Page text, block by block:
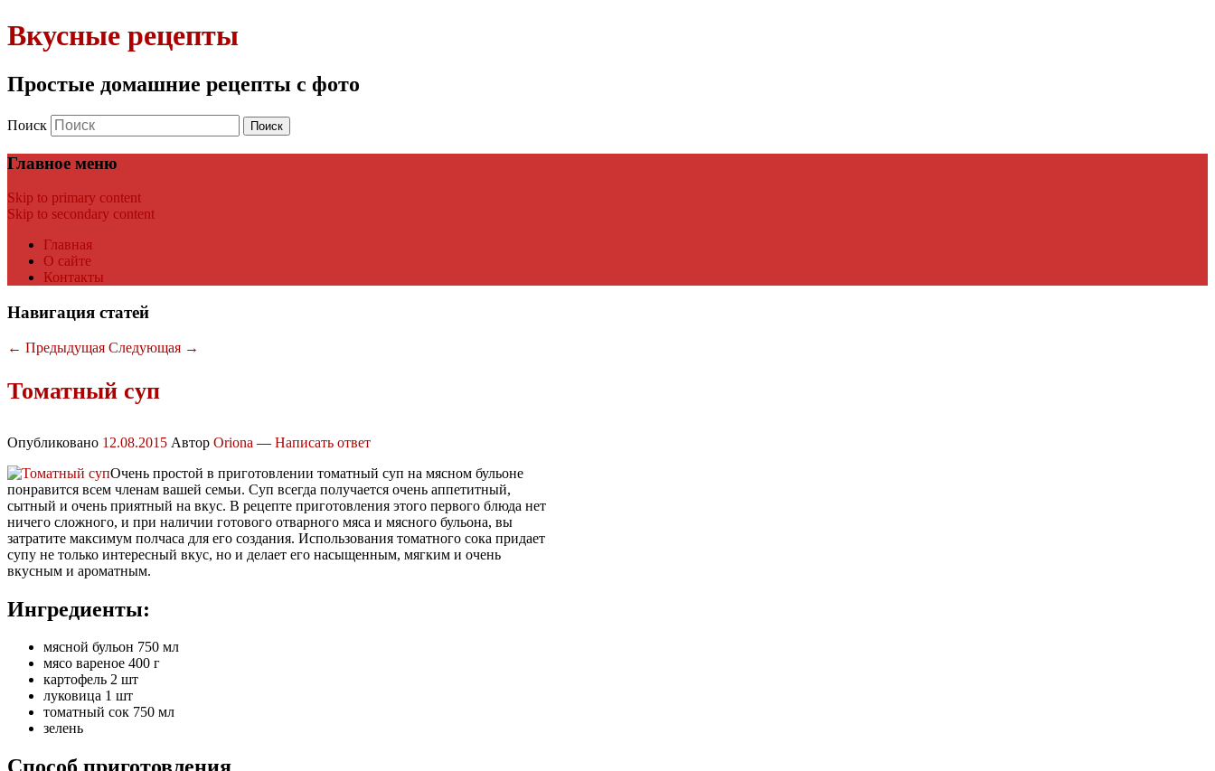
Вкусные рецепты
Простые домашние рецепты с фото
Поиск
Главное меню
Skip to primary content
Skip to secondary content
Главная
О сайте
Контакты
Навигация статей
← Предыдущая Следующая →
Томатный суп
Опубликовано 12.08.2015 Автор Oriona — Написать ответ
Очень простой в приготовлении томатный суп на мясном бульоне
понравится всем членам вашей семьи. Суп всегда получается очень аппетитный,
сытный и очень приятный на вкус. В рецепте приготовления этого первого блюда нет
ничего сложного, и при наличии готового отварного мяса и мясного бульона, вы
затратите максимум полчаса для его создания. Использования томатного сока придает
супу не только интересный вкус, но и делает его насыщенным, мягким и очень
вкусным и ароматным.
Ингредиенты:
мясной бульон 750 мл
мясо вареное 400 г
картофель 2 шт
луковица 1 шт
томатный сок 750 мл
зелень